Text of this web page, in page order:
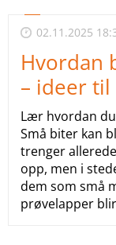
02.11.2025
Hvordan
– ideer
Lær hvordan
Små biter kan
trenger
opp, men i
dem som små
prøvelapper